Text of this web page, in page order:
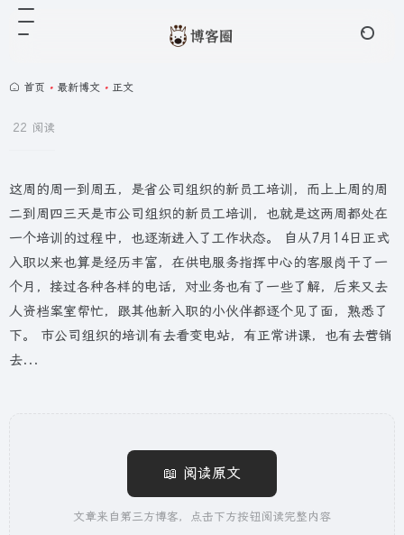
首页 • 最新博文 • 正文
22 阅读
这周的周一到周五，是省公司组织的新员工培训，而上上周的周
二到周四三天是市公司组织的新员工培训，也就是这两周都处在
一个培训的过程中，也逐渐进入了工作状态。 自从7月14日正式
入职以来也算是经历丰富，在供电服务指挥中心的客服岗干了一
个月，接过各种各样的电话，对业务也有了一些了解，后来又去
人资档案室帮忙，跟其他新入职的小伙伴都逐个见了面，熟悉了
下。 市公司组织的培训有去看变电站，有正常讲课，也有去营销
去...
📖 阅读原文
文章来自第三方博客，点击下方按钮阅读完整内容